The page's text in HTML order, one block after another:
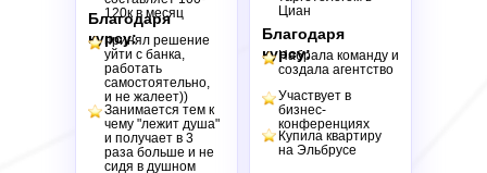
Благодаря
курсу:
Благодаря
курсу:
Циан
120к в месяц
Набрала команду и
создала агентство
принял решение
уйти с банка,
работать
самостоятельно,
и не жалеет))
Участвует в
бизнес-
конференциях
Занимается тем к
чему "лежит душа"
и получает в 3
раза больше и не
сидя в душном
Купила квартиру
на Эльбрусе